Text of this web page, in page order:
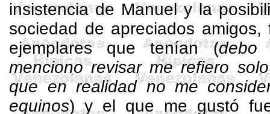
insistencia de Manuel y la
sociedad de apreciados
ejemplares que tenían (debo
menciono revisar me refiero
que en realidad no me
equinos) y el que me gustó